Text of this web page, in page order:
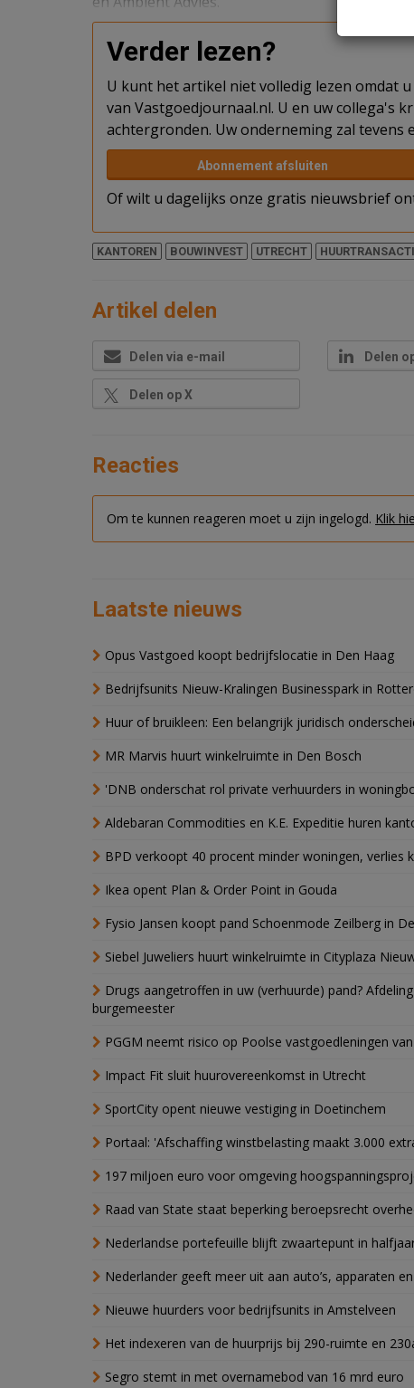
Verder lezen?
U kunt het artikel niet volledig lezen omdat
van Vastgoedjournaal.nl. U en uw collega's
achtergronden. Uw onderneming zal
Abonnement afsluiten
Of wilt u dagelijks onze gratis nieuwsbrief
KANTOREN BOUWINVEST UTRECHT
Artikel delen
Delen via e-mail Delen
Delen op X
Reacties
Om te kunnen reageren moet u zijn ingelogd. Klik
Laatste nieuws
Opus Vastgoed koopt bedrijfslocatie in Den Haag
Bedrijfsunits Nieuw-Kralingen Businesspark in
Huur of bruikleen: Een belangrijk juridisch
MR Marvis huurt winkelruimte in Den Bosch
'DNB onderschat rol private verhuurders in
Aldebaran Commodities en K.E. Expeditie huren
BPD verkoopt 40 procent minder woningen, verlies
Ikea opent Plan & Order Point in Gouda
Fysio Jansen koopt pand Schoenmode Zeilberg in
Siebel Juweliers huurt winkelruimte in Cityplaza
Drugs aangetroffen in uw (verhuurde) pand?
burgemeester
PGGM neemt risico op Poolse vastgoedleningen
Impact Fit sluit huurovereenkomst in Utrecht
SportCity opent nieuwe vestiging in Doetinchem
Portaal: 'Afschaffing winstbelasting maakt 3.000
197 miljoen euro voor omgeving
Raad van State staat beperking beroepsrecht
Nederlandse portefeuille blijft zwaartepunt in
Nederlander geeft meer uit aan auto’s, apparaten
Nieuwe huurders voor bedrijfsunits in Amstelveen
Het indexeren van de huurprijs bij 290-ruimte en
Segro stemt in met overnamebod van 16 mrd euro